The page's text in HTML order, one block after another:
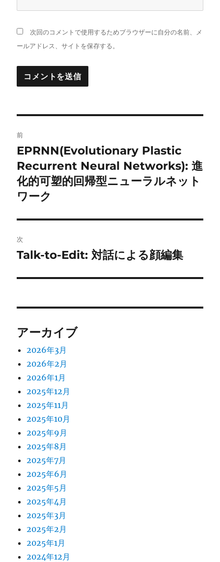
次回のコメントで使用するためブラウザーに自分の名前、メ
ールアドレス、サイトを保存する。
稿
ナ
ビ
シ
前
前
の
投
稿:
EPRNN(Evolutionary Plastic
Recurrent Neural Networks): 進
化的可塑的回帰型ニューラルネット
ワーク
次
次
投
Talk-to-Edit: 対話による顔編集
アーカイブ
2026年3月
2026年2月
2026年1月
2025年12月
2025年11月
2025年10月
2025年9月
2025年8月
2025年7月
2025年6月
2025年5月
2025年4月
2025年3月
2025年2月
2025年1月
2024年12月